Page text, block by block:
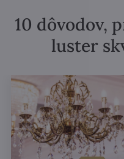
10 dôvodov,
luster